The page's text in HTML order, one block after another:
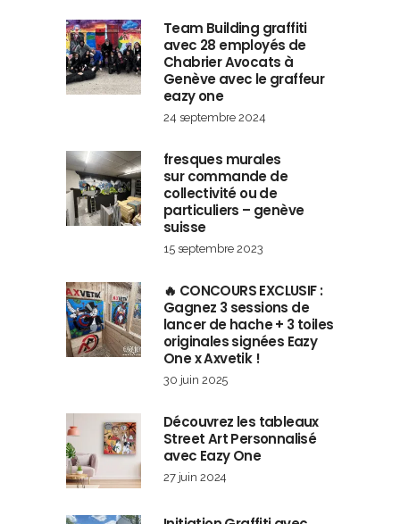
Team Building graffiti
avec 28 employés de
Chabrier Avocats à
Genève avec le graffeur
eazy one
24 septembre 2024
fresques murales
sur commande de
collectivité ou de
particuliers – genève
suisse
15 septembre 2023
🔥 CONCOURS EXCLUSIF :
Gagnez 3 sessions de
lancer de hache + 3 toiles
originales signées Eazy
One x Axvetik !
30 juin 2025
Découvrez les tableaux
Street Art Personnalisé
avec Eazy One
27 juin 2024